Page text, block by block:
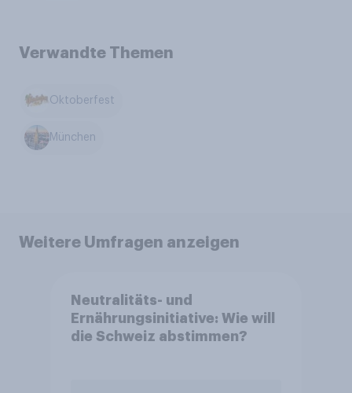
Verwandte Themen
Oktoberfest
München
Weitere Umfragen anzeigen
Neutralitäts- und
Ernährungsinitiative: Wie will
die Schweiz abstimmen?